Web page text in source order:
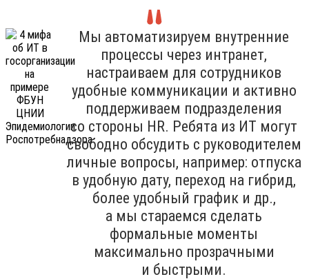
Мы автоматизируем внутренние
процессы через интранет,
настраиваем для сотрудников
удобные коммуникации и активно
поддерживаем подразделения
со стороны HR. Ребята из ИТ могут
свободно обсудить с руководителем
личные вопросы, например: отпуска
в удобную дату, переход на гибрид,
более удобный график и др.,
а мы стараемся сделать
формальные моменты
максимально прозрачными
и быстрыми.